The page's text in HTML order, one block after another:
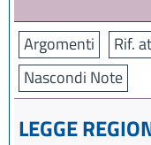
Argomenti Rif.
Nascondi Note
LEGGE